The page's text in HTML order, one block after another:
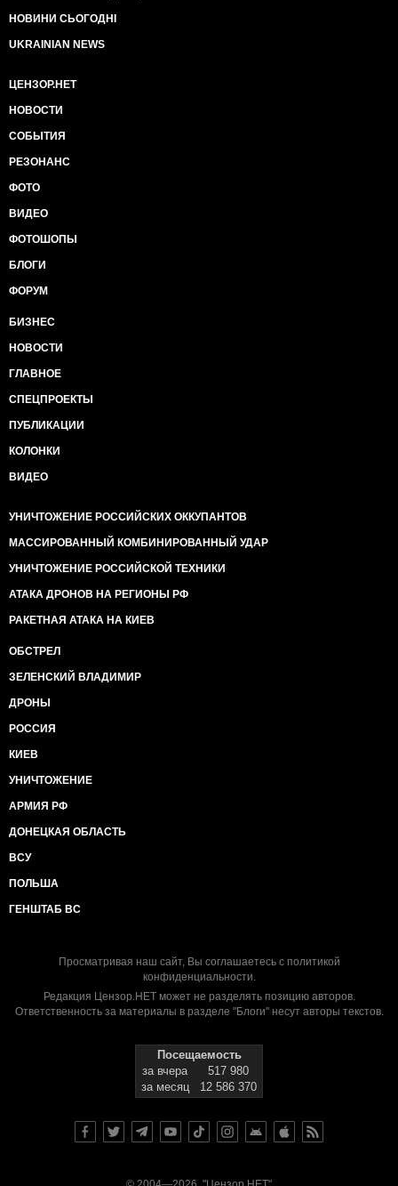
НОВИНИ СЬОГОДНІ
UKRAINIAN NEWS
ЦЕНЗОР.НЕТ
НОВОСТИ
СОБЫТИЯ
РЕЗОНАНС
ФОТО
ВИДЕО
ФОТОШОПЫ
БЛОГИ
ФОРУМ
БИЗНЕС
НОВОСТИ
ГЛАВНОЕ
СПЕЦПРОЕКТЫ
ПУБЛИКАЦИИ
КОЛОНКИ
ВИДЕО
УНИЧТОЖЕНИЕ РОССИЙСКИХ ОККУПАНТОВ
МАССИРОВАННЫЙ КОМБИНИРОВАННЫЙ УДАР
УНИЧТОЖЕНИЕ РОССИЙСКОЙ ТЕХНИКИ
АТАКА ДРОНОВ НА РЕГИОНЫ РФ
РАКЕТНАЯ АТАКА НА КИЕВ
ОБСТРЕЛ
ЗЕЛЕНСКИЙ ВЛАДИМИР
ДРОНЫ
РОССИЯ
КИЕВ
УНИЧТОЖЕНИЕ
АРМИЯ РФ
ДОНЕЦКАЯ ОБЛАСТЬ
ВСУ
ПОЛЬША
ГЕНШТАБ ВС
Просматривая наш сайт, Вы соглашаетесь с политикой
конфиденциальности.
Редакция Цензор.НЕТ может не разделять позицию авторов.
Ответственность за материалы в разделе "Блоги" несут авторы текстов.
Посещаемость
за вчера
517 980
за месяц
12 586 370